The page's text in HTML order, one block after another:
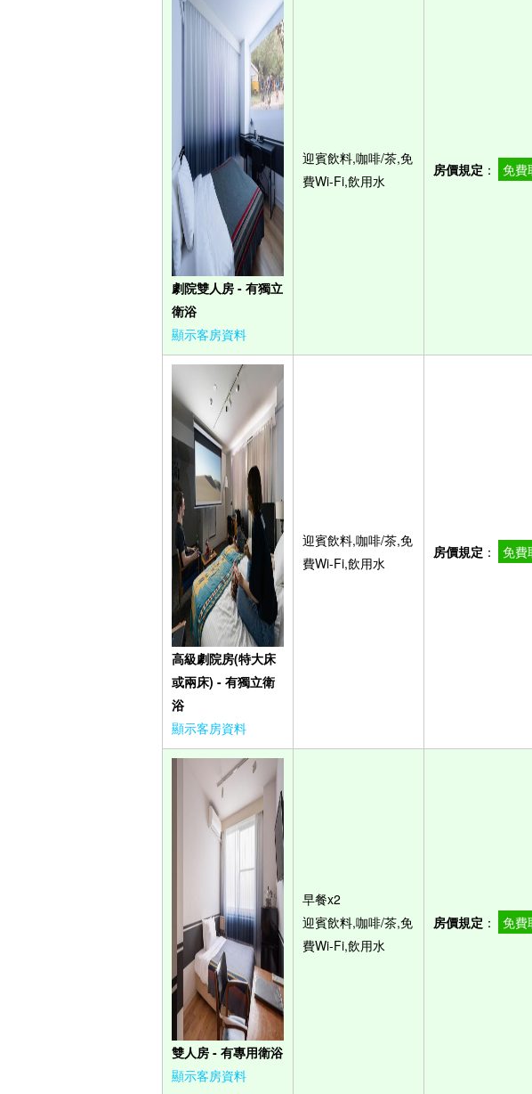
劇院雙人房 - 有獨立
衛浴
顯示客房資料
迎賓飲料,咖啡/茶,免
費Wi-Fi,飲用水
房價規定 ： 免費
高級劇院房(特大床
或兩床) - 有獨立衛
浴
顯示客房資料
迎賓飲料,咖啡/茶,免
費Wi-Fi,飲用水
房價規定 ： 免費
雙人房 - 有專用衛浴
顯示客房資料
早餐x2
迎賓飲料,咖啡/茶,免
費Wi-Fi,飲用水
房價規定 ： 免費